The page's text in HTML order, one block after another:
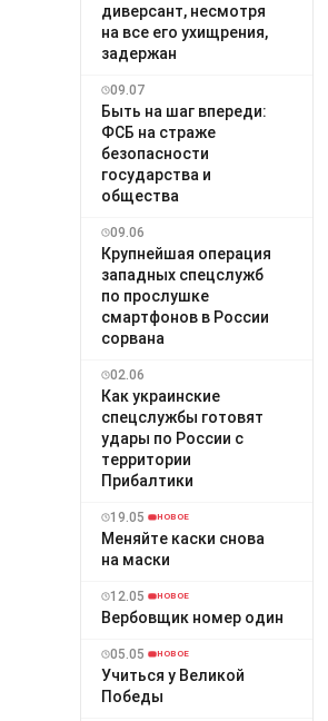
диверсант, несмотря
на все его ухищрения,
задержан
09.07
Быть на шаг впереди:
ФСБ на страже
безопасности
государства и
общества
09.06
Крупнейшая операция
западных спецслужб
по прослушке
смартфонов в России
сорвана
02.06
Как украинские
спецслужбы готовят
удары по России с
территории
Прибалтики
19.05 НОВОЕ
Меняйте каски снова
на маски
12.05 НОВОЕ
Вербовщик номер один
05.05 НОВОЕ
Учиться у Великой
Победы